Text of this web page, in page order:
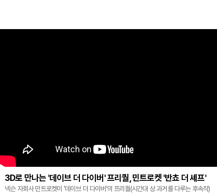
3D로 만나는 '데이브 더 다이버' 프리퀄, 민트로켓 '반쵸 더 셰프'
넥슨 자회사 민트로켓이 '데이브 더 다이버'의 프리퀄(시간대 상 과거를 다루는 후속작)